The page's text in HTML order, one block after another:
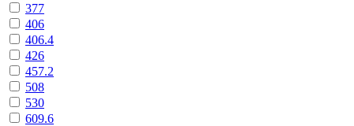
377
406
406.4
426
457.2
508
530
609.6